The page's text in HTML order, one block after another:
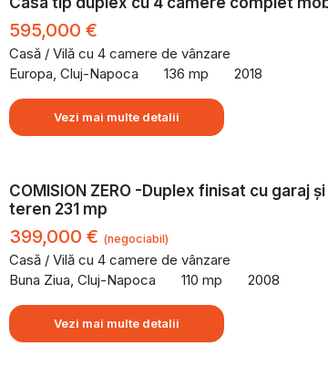
595,000 €
Casă / Vilă cu 4 camere de vânzare
Europa, Cluj-Napoca
136 mp 2018
Vezi mai multe detalii
COMISION ZERO -Duplex finisat cu garaj
teren 231 mp
399,000 € (negociabil)
Casă / Vilă cu 4 camere de vânzare
Buna Ziua, Cluj-Napoca
110 mp 2008
Vezi mai multe detalii